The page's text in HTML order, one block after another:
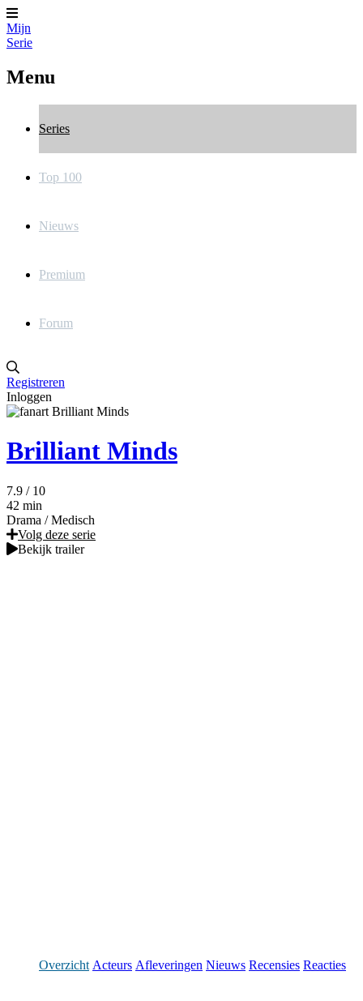
Mijn
Serie
Menu
Series
Top 100
Nieuws
Premium
Forum
Registreren
Inloggen
Brilliant Minds
7.9 / 10
42 min
Drama / Medisch
Volg deze serie
Bekijk trailer
Overzicht Acteurs Afleveringen Nieuws Recensies Reacties